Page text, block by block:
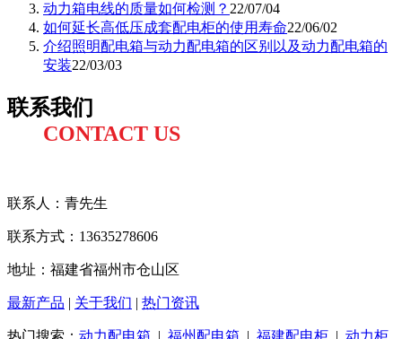
动力箱电线的质量如何检测？ 22/07/04
如何延长高低压成套配电柜的使用寿命22/06/02
介绍照明配电箱与动力配电箱的区别以及动力配电箱的
安装22/03/03
联系我们
CONTACT US
联系人： 青先生
联系方式 ：13635278606
地址：福建省福州市仓山区
最新产品 | 关于我们 | 热门资讯
热门搜索： 动力配电箱 | 福州配电箱 | 福建配电柜 | 动力柜